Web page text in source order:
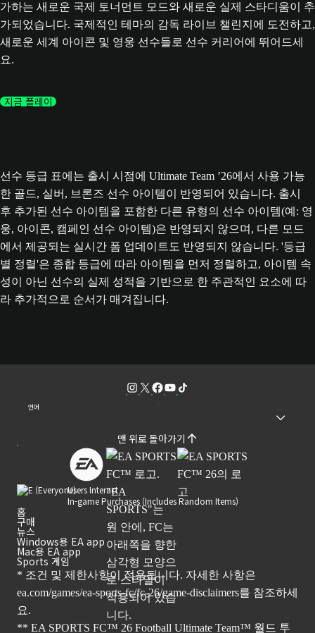
가하는 새로운 국제 토너먼트 모드와 새로운 실제 스타디움이 추
가되었습니다. 국제적인 테마의 감독 라이브 챌린지에 도전하고,
새로운 세계 아이콘 및 영웅 선수들로 선수 커리어에 뛰어드세
요.
지금 플레이
선수 등급 표에는 출시 시점에 Ultimate Team ’26에서 사용 가능
한 골드, 실버, 브론즈 선수 아이템이 반영되어 있습니다. 출시
후 추가된 선수 아이템을 포함한 다른 유형의 선수 아이템(예: 영
웅, 아이콘, 캠페인 선수 아이템)은 반영되지 않으며, 다른 모드
에서 제공되는 실시간 폼 업데이트도 반영되지 않습니다. '등급
별 정렬'은 종합 등급에 따라 아이템을 먼저 정렬하고, 아이템 속
성이 아닌 선수의 실제 성적을 기반으로 한 주관적인 요소에 따
라 추가적으로 순서가 매겨집니다.
언어
맨 위로 돌아가기
Users Interact
In-game Purchases (Includes Random Items)
홈
구매
뉴스
Windows용 EA app
Mac용 EA app
Sports 게임
* 조건 및 제한사항이 적용됩니다. 자세한 사항은
ea.com/games/ea-sports-fc/fc-26/game-disclaimers를 참조하세
요.
** EA SPORTS FC™ 26 Football Ultimate Team™ 월드 투